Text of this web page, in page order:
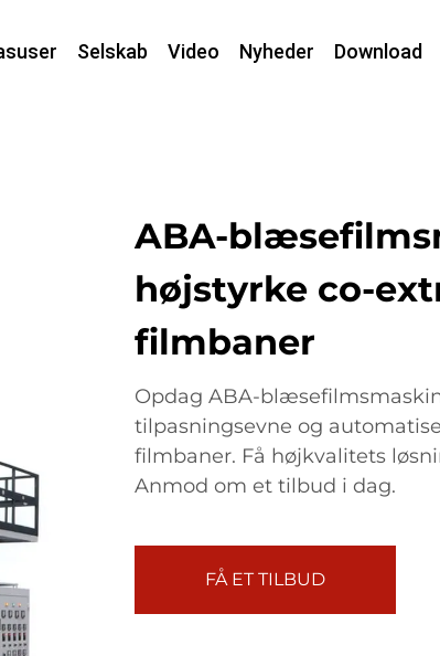
Selskab Video Nyheder Download
ABA-
højstyrke co-
filmbaner
Opdag ABA-
tilpasningsevne og
filmbaner. Få højkvalitets
Anmod om et tilbud i dag.
FÅ ET TILBUD